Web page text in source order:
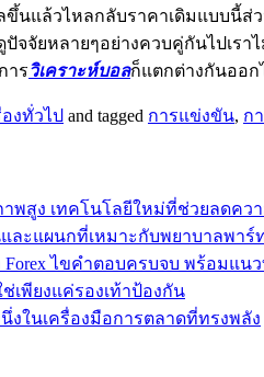
ขึ้นแล้วไหลกลับราคาเดิมแบบนี้ส่
ปัจจัยหลายๆอย่างควบคู่กันไปเร
ารวิเคราะห์บอลก็แตกต่างกันออก
องทั่วไป and tagged การแข่งขัน, ก
พสูง เทคโนโลยีใหม่ที่ช่วยลดคว
ละแผนกที่เหมาะกับพยาบาลพาร์
Forex ไขคำตอบครบจบ พร้อมแนว
ช่เพียงแค่รองเท้าป้องกัน
นึ่งในเครื่องมือการตลาดที่ทรงพลัง